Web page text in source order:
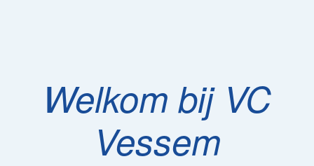
Welkom bij VC
Vessem